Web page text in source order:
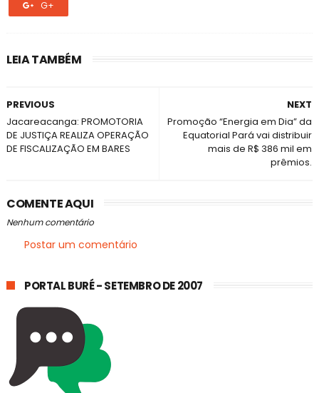
G+
LEIA TAMBÉM
NEXT
Promoção “Energia em Dia” da
Equatorial Pará vai distribuir
mais de R$ 386 mil em
prêmios.
PREVIOUS
Jacareacanga: PROMOTORIA
DE JUSTIÇA REALIZA OPERAÇÃO
DE FISCALIZAÇÃO EM BARES
COMENTE AQUI
Nenhum comentário
Postar um comentário
PORTAL BURÉ - SETEMBRO DE 2007